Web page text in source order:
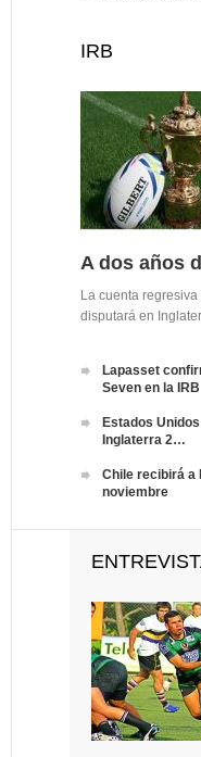
IRB
A dos años
La cuenta
disputará en
Lapasset
Seven en la IRB
Estados
Inglaterra 2…
Chile recibirá a
noviembre